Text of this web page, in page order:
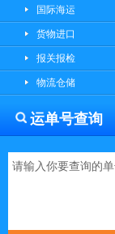
国际海运
货物进口
报关报检
物流仓储
运单号查询